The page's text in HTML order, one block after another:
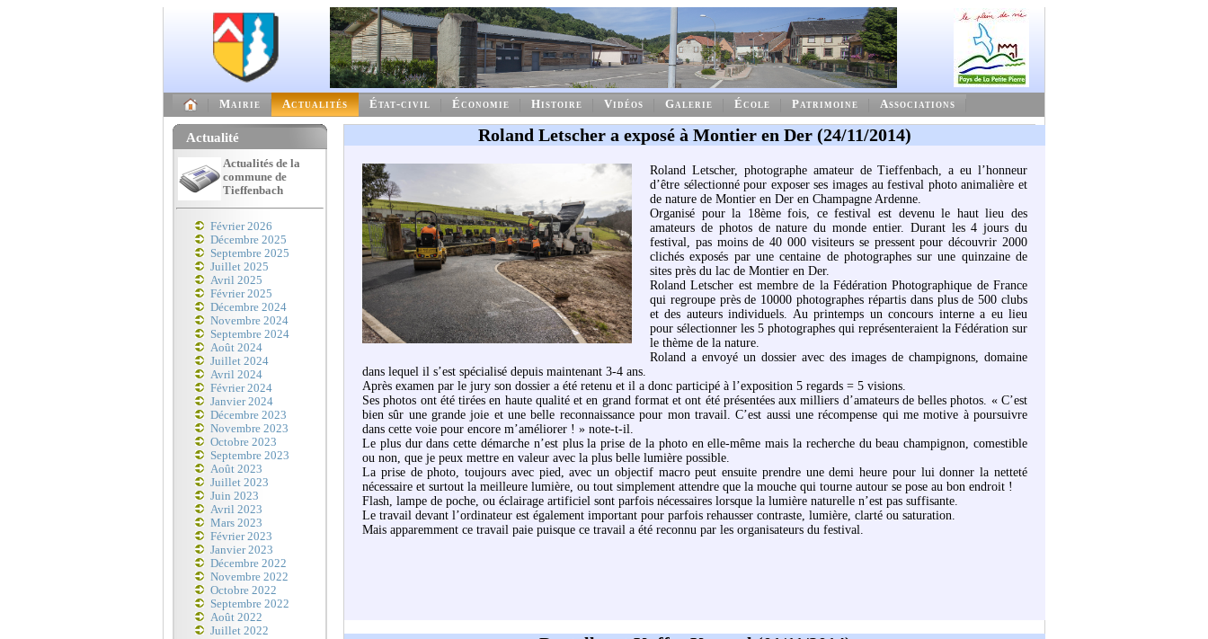
Mairie Actualités État-civil Économie Histoire Vidéos Galerie École Patrimoine Associations
Actualité
Actualités de la
commune de
Tieffenbach
Février 2026
Décembre 2025
Septembre 2025
Juillet 2025
Avril 2025
Février 2025
Décembre 2024
Novembre 2024
Septembre 2024
Août 2024
Juillet 2024
Avril 2024
Février 2024
Janvier 2024
Décembre 2023
Novembre 2023
Octobre 2023
Septembre 2023
Août 2023
Juillet 2023
Juin 2023
Avril 2023
Mars 2023
Février 2023
Janvier 2023
Décembre 2022
Novembre 2022
Octobre 2022
Septembre 2022
Août 2022
Juillet 2022
Roland Letscher a exposé à Montier en Der (24/11/2014)
Roland Letscher, photographe amateur de Tieffenbach, a eu l’honneur
d’être sélectionné pour exposer ses images au festival photo animalière et
de nature de Montier en Der en Champagne Ardenne.
Organisé pour la 18ème fois, ce festival est devenu le haut lieu des
amateurs de photos de nature du monde entier. Durant les 4 jours du
festival, pas moins de 40 000 visiteurs se pressent pour découvrir 2000
clichés exposés par une centaine de photographes sur une quinzaine de
sites près du lac de Montier en Der.
Roland Letscher est membre de la Fédération Photographique de France
qui regroupe près de 10000 photographes répartis dans plus de 500 clubs
et des auteurs individuels. Au printemps un concours interne a eu lieu
pour sélectionner les 5 photographes qui représenteraient la Fédération sur
le thème de la nature.
Roland a envoyé un dossier avec des images de champignons, domaine
dans lequel il s’est spécialisé depuis maintenant 3-4 ans.
Après examen par le jury son dossier a été retenu et il a donc participé à l’exposition 5 regards = 5 visions.
Ses photos ont été tirées en haute qualité et en grand format et ont été présentées aux milliers d’amateurs de belles photos. « C’est
bien sûr une grande joie et une belle reconnaissance pour mon travail. C’est aussi une récompense qui me motive à poursuivre
dans cette voie pour encore m’améliorer ! » note-t-il.
Le plus dur dans cette démarche n’est plus la prise de la photo en elle-même mais la recherche du beau champignon, comestible
ou non, que je peux mettre en valeur avec la plus belle lumière possible.
La prise de photo, toujours avec pied, avec un objectif macro peut ensuite prendre une demi heure pour lui donner la netteté
nécessaire et surtout la meilleure lumière, ou tout simplement attendre que la mouche qui tourne autour se pose au bon endroit !
Flash, lampe de poche, ou éclairage artificiel sont parfois nécessaires lorsque la lumière naturelle n’est pas suffisante.
Le travail devant l’ordinateur est également important pour parfois rehausser contraste, lumière, clarté ou saturation.
Mais apparemment ce travail paie puisque ce travail a été reconnu par les organisateurs du festival.